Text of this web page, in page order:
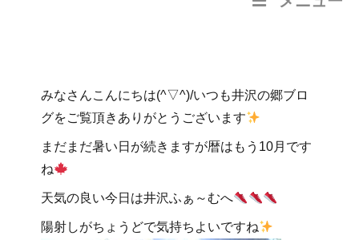
みなさんこんにちは(^▽^)/いつも井沢の郷ブロ
グをご覧頂きありがとうございます
まだまだ暑い日が続きますが暦はもう10月です
ね
天気の良い今日は井沢ふぁ～むへ
陽射しがちょうどで気持ちよいですね